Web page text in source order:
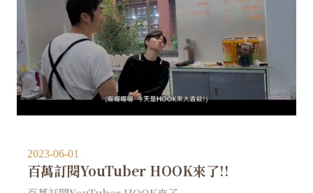
2023-06-01
百萬訂閱YouTuber HOOK來了!!